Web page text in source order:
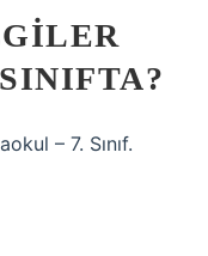
– 7. Sınıf.